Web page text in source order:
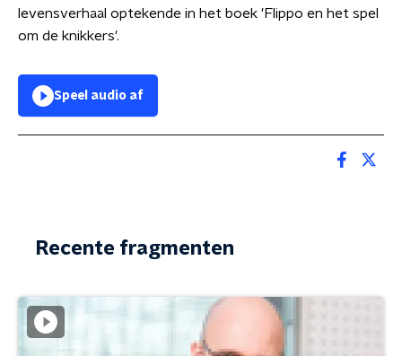
levensverhaal optekende in het boek 'Flippo en het spel
om de knikkers'.
Speel audio af
Recente fragmenten